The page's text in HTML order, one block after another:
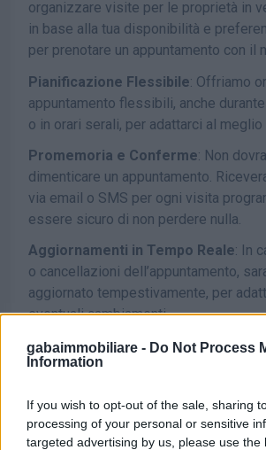
gabaimmobiliare - Do Not Process
Information
If you wish to opt-out of the sale, sharing
processing of your personal or sensitive
targeted advertising by us, please use the
organizzare visite per le proprietà in
in base alla tua disponibilità e
per prenotare un appuntamento con il
Pianificazione Flessibile: Offriamo
appuntamento flessibili, anche
o in orari serali, per adattarci al meglio
Promemoria e Conferme: Non
dimenticare un appuntamento.
via email o SMS per ogni visita
essere sicuro di non perdere nulla.
Aggiornamenti in Tempo Reale: In
o cancellazioni dell’appuntamento,
aggiornato tempestivamente, per
eventuali cambiamenti.
Come Funziona la
Appuntamenti?
Prenotazione Online
:
sistema di prenotazione
fissare un appuntamento per